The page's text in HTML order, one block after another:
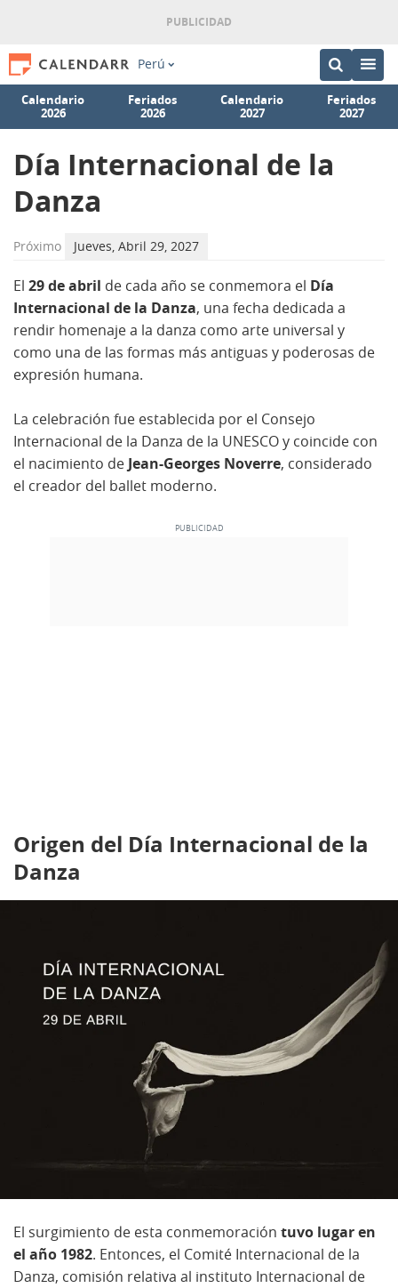
Perú
Calendario
2026
Feriados
2026
Calendario
2027
Feriados
2027
Día Internacional de la
Danza
Próximo Jueves, Abril 29, 2027
El 29 de abril de cada año se conmemora el Día
Internacional de la Danza, una fecha dedicada a
rendir homenaje a la danza como arte universal y
como una de las formas más antiguas y poderosas de
expresión humana.
La celebración fue establecida por el Consejo
Internacional de la Danza de la UNESCO y coincide con
el nacimiento de Jean-Georges Noverre, considerado
el creador del ballet moderno.
Origen del Día Internacional de la
Danza
El surgimiento de esta conmemoración tuvo lugar en
el año 1982. Entonces, el Comité Internacional de la
Danza, comisión relativa al instituto Internacional de